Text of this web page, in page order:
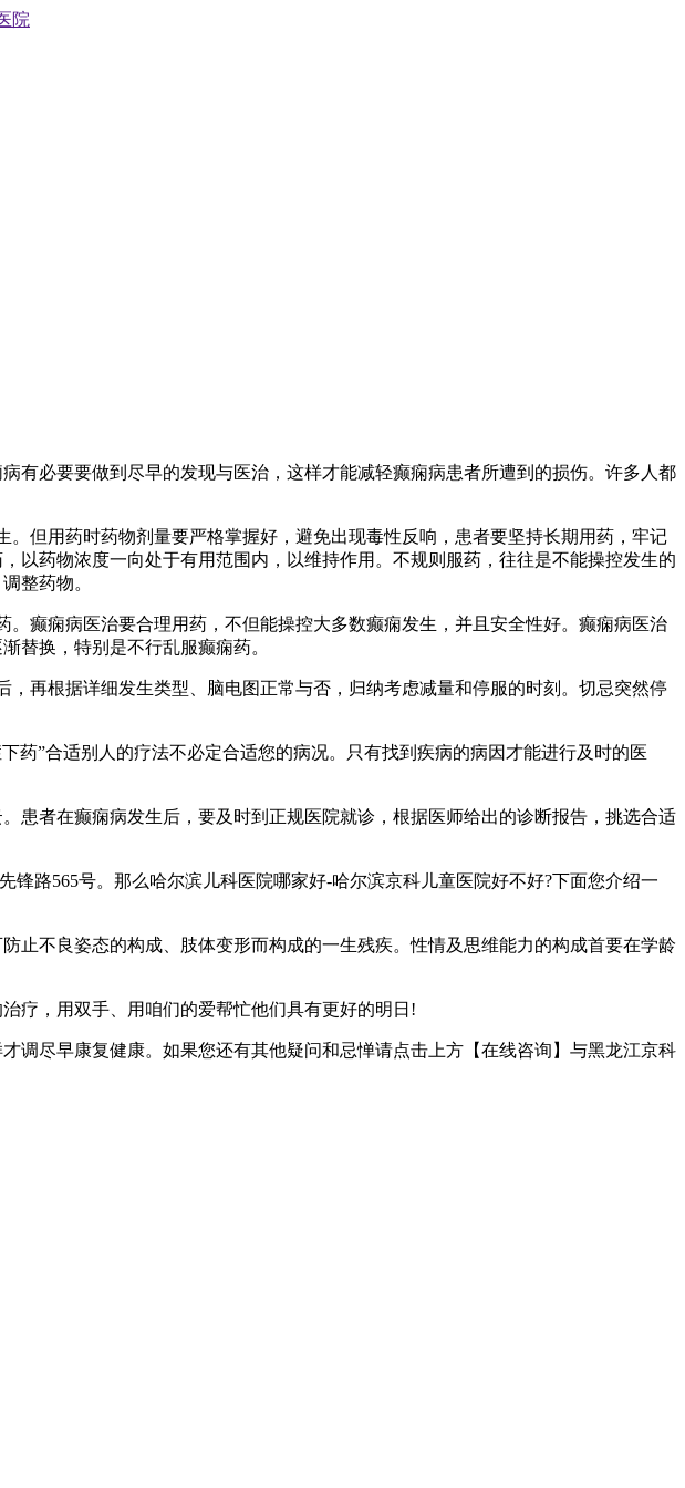
有必要要做到尽早的发现与医治，这样才能减轻癫痫病患者所遭到的损伤。许多人都
但用药时药物剂量要严格掌握好，避免出现毒性反响，患者要坚持长期用药，牢记
以药物浓度一向处于有用范围内，以维持作用。不规则服药，往往是不能操控发生的
整药物。
癫痫病医治要合理用药，不但能操控大多数癫痫发生，并且安全性好。癫痫病医治
替换，特别是不行乱服癫痫药。
再根据详细发生类型、脑电图正常与否，归纳考虑减量和停服的时刻。切忌突然停
药”合适别人的疗法不必定合适您的病况。只有找到疾病的病因才能进行及时的医
患者在癫痫病发生后，要及时到正规医院就诊，根据医师给出的诊断报告，挑选合适
路565号。那么哈尔滨儿科医院哪家好-哈尔滨京科儿童医院好不好?下面您介绍一
止不良姿态的构成、肢体变形而构成的一生残疾。性情及思维能力的构成首要在学龄
疗，用双手、用咱们的爱帮忙他们具有更好的明日!
调尽早康复健康。如果您还有其他疑问和忌惮请点击上方【在线咨询】与黑龙江京科